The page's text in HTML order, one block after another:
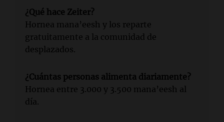
¿Qué hace Zeiter?
Hornea mana’eesh y los reparte
gratuitamente a la comunidad de
desplazados.
¿Cuántas personas alimenta diariamente?
Hornea entre 3.000 y 3.500 mana’eesh al
día.